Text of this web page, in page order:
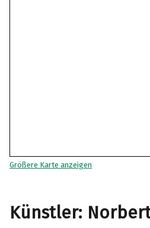
Größere Karte anzeigen
Künstler: